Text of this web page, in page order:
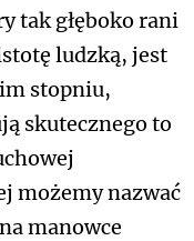
tak głęboko rani
ludzką, jest
stopniu,
skutecznego to
możemy nazwać
manowce